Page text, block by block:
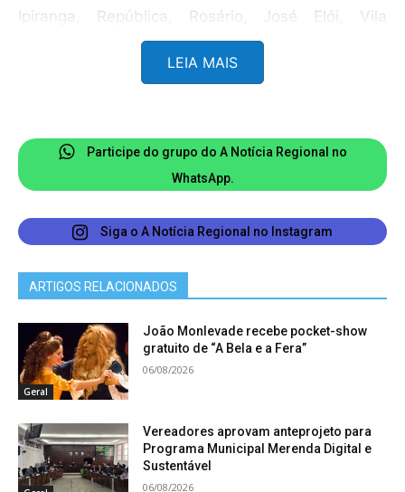
Ipiranga, República, Rosário, José Elói, Vila
Tanque e Teresópolis. Nas 24 horas anteriores, o
Margarida realizou 52 atendimentos de urgência.
Arquivo JAN
LEIA MAIS
Participe do grupo do A Notícia Regional no
WhatsApp.
Siga o A Notícia Regional no Instagram
ARTIGOS RELACIONADOS
Geral
João Monlevade recebe pocket-show
gratuito de “A Bela e a Fera”
06/08/2026
Vereadores aprovam anteprojeto para
Programa Municipal Merenda Digital e
Sustentável
06/08/2026